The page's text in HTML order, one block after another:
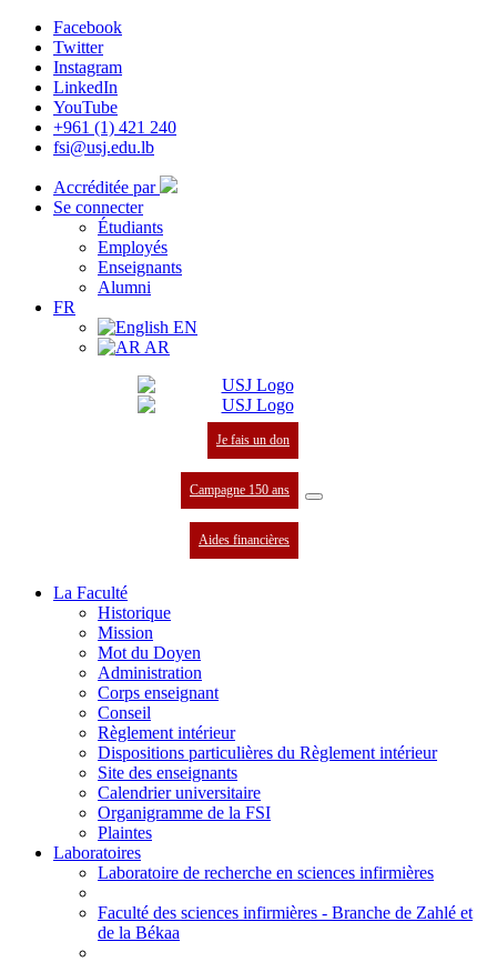
Facebook
Twitter
Instagram
LinkedIn
YouTube
+961 (1) 421 240
fsi@usj.edu.lb
Accréditée par
Se connecter
Étudiants
Employés
Enseignants
Alumni
FR
EN
AR
Je fais un don
Campagne 150 ans
Aides financières
La Faculté
Historique
Mission
Mot du Doyen
Administration
Corps enseignant
Conseil
Règlement intérieur
Dispositions particulières du Règlement intérieur
Site des enseignants
Calendrier universitaire
Organigramme de la FSI
Plaintes
Laboratoires
Laboratoire de recherche en sciences infirmières
Faculté des sciences infirmières - Branche de Zahlé et
de la Békaa